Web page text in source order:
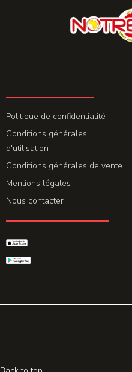
Politique de confidentialité
Conditions générales
d'utilisation
Conditions générales de vente
Mentions légales
Nous contacter